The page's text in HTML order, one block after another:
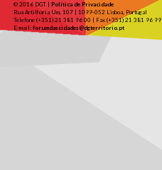
© 2016 DGT | Política de Privacidade
Rua Artilharia Um, 107 | 1099-052 Lisboa, Portugal
Telefone (+351) 21 381 96 00 | Fax (+351) 21 381 96 99
E-mail: forumdascidades@dgterritorio.pt